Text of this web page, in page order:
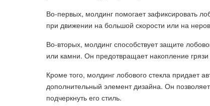
Во-первых, молдинг помогает зафиксировать
при движении на большой скорости или на
Во-вторых, молдинг способствует защите
или камни. Он предотвращает накопление
Кроме того, молдинг лобового стекла придает
дополнительный элемент дизайна. Он
подчеркнуть его стиль.